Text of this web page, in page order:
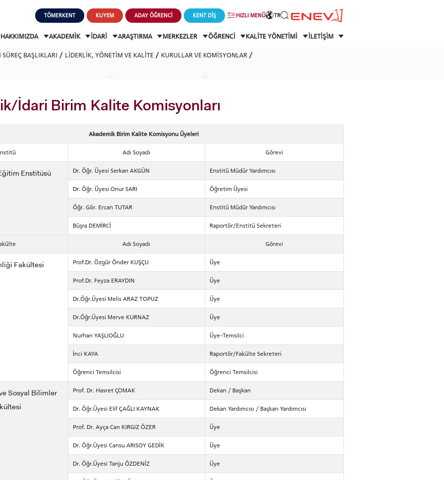
TÖMERKENT KUYEM ADAY ÖĞRENCİ KENT DİŞ HIZLI MENÜ TR
HAKKIMIZDA AKADEMİK İDARİ ARAŞTIRMA MERKEZLER ÖĞRENCİ KALİTE YÖNETİMİ İLETİŞİM
SÜREÇ BAŞLIKLARI LİDERLİK, YÖNETİM VE KALİTE KURULLAR VE KOMİSYONLAR
İdari Birim Kalite Komisyonları
Akademik Birim Kalite Komisyonu Üyeleri
Adı Soyadı Görevi
Enstitüsü Dr. Öğr. Üyesi Serkan AKGÜN Enstitü Müdür Yardımcısı
Dr. Öğr. Üyesi Onur SARI Öğretim Üyesi
Öğr. Gör. Ercan TUTAR Enstitü Müdür Yardımcısı
Büşra DEMİRCİ Raportör/Enstitü Sekreteri
Adı Soyadı Görevi
Fakültesi Prof.Dr. Özgür Önder KUŞÇU Üye
Prof.Dr. Feyza ERAYDIN Üye
Dr.Öğr.Üyesi Melis ARAZ TOPUZ Üye
Dr.Öğr.Üyesi Merve KURNAZ Üye
Nurhan YAŞLIOĞLU Üye-Temsilci
İnci KAYA Raportör/Fakülte Sekreteri
Öğrenci Temsilcisi Öğrenci Temsilcisi
Sosyal Bilimler
Prof. Dr. Hasret ÇOMAK Dekan / Başkan
Dr. Öğr.Üyesi Elif ÇAĞLI KAYNAK Dekan Yardımcısı / Başkan Yardımcısı
Prof. Dr. Ayça Can KIRGIZ ÖZER Üye
Dr. Öğr.Üyesi Cansu ARISOY GEDİK Üye
Dr. Öğr.Üyesi Tanju ÖZDENİZ Üye